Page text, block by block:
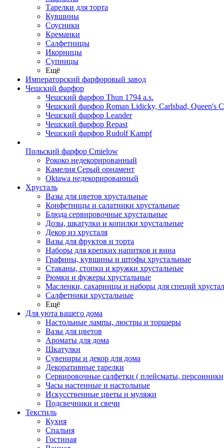
Тарелки для торта
Кувшины
Соусники
Креманки
Салфетницы
Икорницы
Супницы
Ещё
Императорский фарфоровый завод
Чешский фарфор
Чешский фарфор Thun 1794 a.s.
Чешский фарфор Roman Lidicky, Carlsbad, Queen's
Чешский фарфор Leander
Чешский фарфор Repast
Чешский фарфор Rudolf Kampf
Польский фарфор Сmielow
Рококо недекорированный
Камелия Серый орнамент
Oktawa недекорированный
Хрусталь
Вазы для цветов хрустальные
Конфетницы и салатники хрустальные
Блюда сервировочные хрустальные
Дозы, шкатулки и копилки хрустальные
Декор из хрусталя
Вазы для фруктов и торта
Наборы для крепких напитков и вина
Графины, кувшины и штофы хрустальные
Стаканы, стопки и кружки хрустальные
Рюмки и фужеры хрустальные
Масленки, сахарницы и наборы для специй
Салфетники хрустальные
Ещё
Для уюта вашего дома
Настольные лампы, люстры и торшеры
Вазы для цветов
Ароматы для дома
Шкатулки
Сувениры и декор для дома
Декоративные тарелки
Сервировочные салфетки ( плейсматы,
Часы настенные и настольные
Искусственные цветы и муляжи
Подсвечники и свечи
Текстиль
Кухня
Спальня
Гостиная